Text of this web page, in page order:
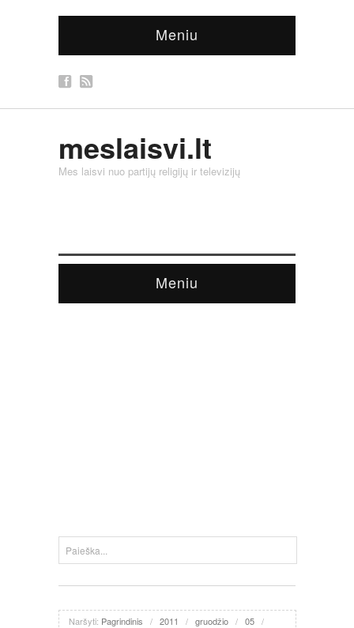
Meniu
meslaisvi.lt
Mes laisvi nuo partijų religijų ir televizijų
Meniu
Naršyti: Pagrindinis / 2011 / gruodžio / 05 /